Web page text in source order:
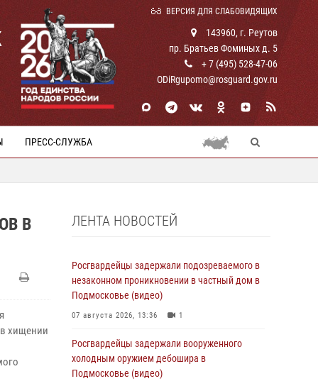
ВЕРСИЯ ДЛЯ СЛАБОВИДЯЩИХ
143960, г. Реутов
пр. Братьев Фоминых д. 5
+ 7 (495) 528-47-06
ODiRgupomo@rosguard.gov.ru
ПРЕСС-СЛУЖБА
В
хищении
ЛЕНТА НОВОСТЕЙ
Росгвардейцы задержали подозреваемого в
незаконном проникновении в частный дом в
Подмосковье (видео)
07 августа 2026, 13:36 1
Росгвардейцы задержали вооруженного
холодным оружием дебошира в
Подмосковье (видео)